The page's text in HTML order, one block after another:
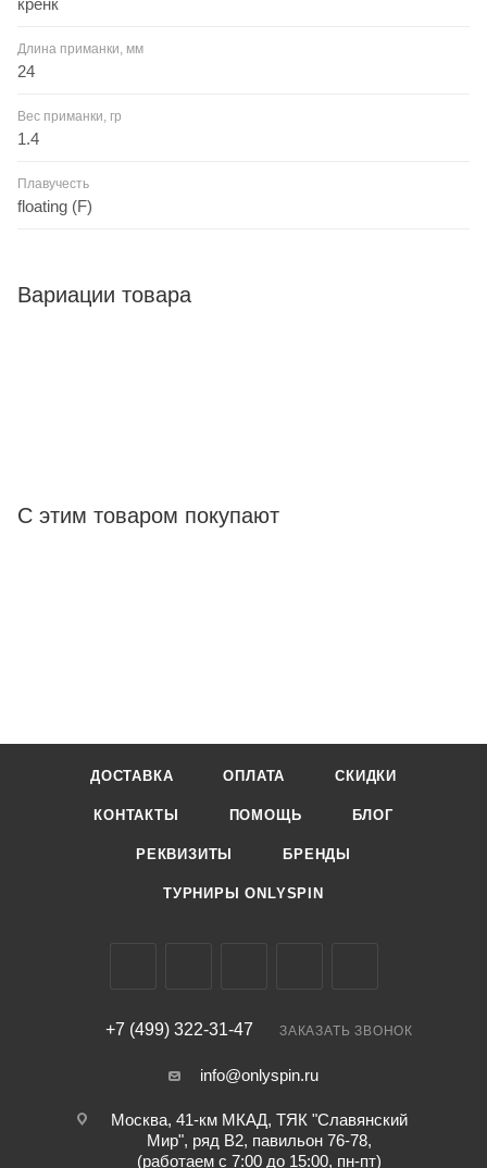
кренк
Длина приманки, мм
24
Вес приманки, гр
1.4
Плавучесть
floating (F)
Вариации товара
С этим товаром покупают
ДОСТАВКА ОПЛАТА СКИДКИ
КОНТАКТЫ ПОМОЩЬ БЛОГ
РЕКВИЗИТЫ БРЕНДЫ
ТУРНИРЫ ONLYSPIN
+7 (499) 322-31-47 ЗАКАЗАТЬ ЗВОНОК
info@onlyspin.ru
Москва, 41-км МКАД, ТЯК "Славянский
Мир", ряд В2, павильон 76-78,
(работаем с 7:00 до 15:00, пн-пт)